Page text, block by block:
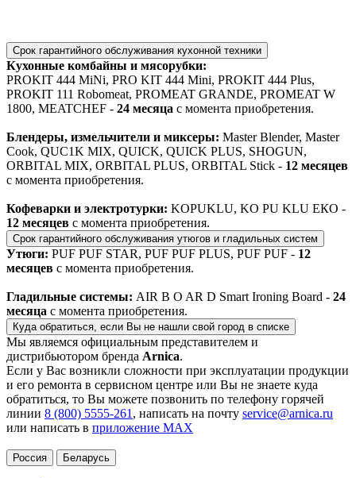
Срок гарантийного обслуживания кухонной техники
Кухонные комбайны и мясорубки:
PROKIT 444 MiNi, PRO KIT 444 Mini, PROKIT 444 Plus,
PROKIT 111 Robomeat, PROMEAT GRANDE, PROMEAT W
1800, MEATCHEF - 24 месяца с момента приобретения.
Блендеры, измельчители и миксеры: Master Blender, Master
Cook, QUC1K MIX, QUICK, QUICK PLUS, SHOGUN,
ORBITAL MIX, ORBITAL PLUS, ORBITAL Stick - 12 месяцев
с момента приобретения.
Кофеварки и электротурки: KOPUKLU, KO PU KLU ЕКО -
12 месяцев с момента приобретения.
Срок гарантийного обслуживания утюгов и гладильных систем
Утюги: PUF PUF STAR, PUF PUF PLUS, PUF PUF - 12
месяцев с момента приобретения.
Гладильные системы: AIR B O AR D Smart Ironing Board - 24
месяца с момента приобретения.
Куда обратиться, если Вы не нашли свой город в списке
Мы являемся официальным представителем и
дистрибьютором бренда Arnica.
Если у Вас возникли сложности при эксплуатации продукции
и его ремонта в сервисном центре или Вы не знаете куда
обратиться, то Вы можете позвонить по телефону горячей
линии 8 (800) 5555-261 , написать на почту service@arnica.ru
или написать в приложение MAX
Россия Беларусь